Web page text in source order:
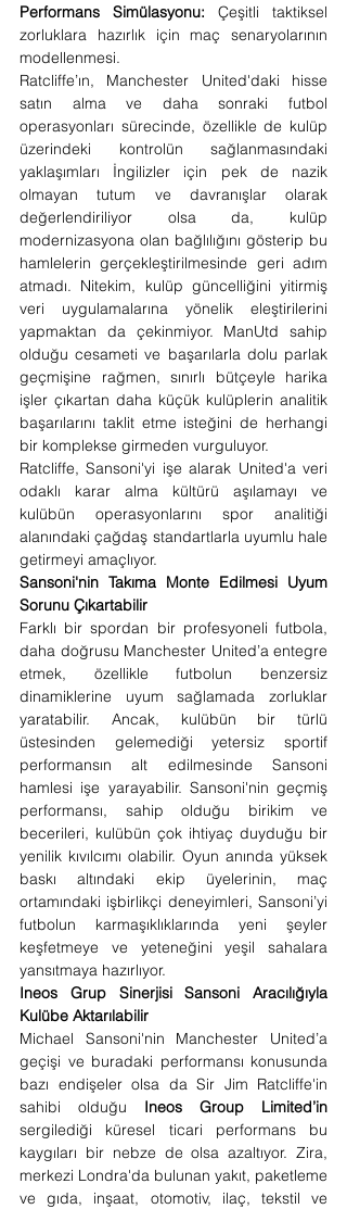
Performans Simülasyonu: Çeşitli taktiksel
zorluklara hazırlık için maç senaryolarının
modellenmesi.
Ratcliffe’ın, Manchester United'daki hisse
satın alma ve daha sonraki futbol
operasyonları sürecinde, özellikle de kulüp
üzerindeki kontrolün sağlanmasındaki
yaklaşımları İngilizler için pek de nazik
olmayan tutum ve davranışlar olarak
değerlendiriliyor olsa da, kulüp
modernizasyona olan bağlılığını gösterip bu
hamlelerin gerçekleştirilmesinde geri adım
atmadı. Nitekim, kulüp güncelliğini yitirmiş
veri uygulamalarına yönelik eleştirilerini
yapmaktan da çekinmiyor. ManUtd sahip
olduğu cesameti ve başarılarla dolu parlak
geçmişine rağmen, sınırlı bütçeyle harika
işler çıkartan daha küçük kulüplerin analitik
başarılarını taklit etme isteğini de herhangi
bir komplekse girmeden vurguluyor.
Ratcliffe, Sansoni'yi işe alarak United'a veri
odaklı karar alma kültürü aşılamayı ve
kulübün operasyonlarını spor analitiği
alanındaki çağdaş standartlarla uyumlu hale
getirmeyi amaçlıyor.
Sansoni'nin Takıma Monte Edilmesi Uyum
Sorunu Çıkartabilir
Farklı bir spordan bir profesyoneli futbola,
daha doğrusu Manchester United’a entegre
etmek, özellikle futbolun benzersiz
dinamiklerine uyum sağlamada zorluklar
yaratabilir. Ancak, kulübün bir türlü
üstesinden gelemediği yetersiz sportif
performansın alt edilmesinde Sansoni
hamlesi işe yarayabilir. Sansoni'nin geçmiş
performansı, sahip olduğu birikim ve
becerileri, kulübün çok ihtiyaç duyduğu bir
yenilik kıvılcımı olabilir. Oyun anında yüksek
baskı altındaki ekip üyelerinin, maç
ortamındaki işbirlikçi deneyimleri, Sansoni’yi
futbolun karmaşıklıklarında yeni şeyler
keşfetmeye ve yeteneğini yeşil sahalara
yansıtmaya hazırlıyor.
Ineos Grup Sinerjisi Sansoni Aracılığıyla
Kulübe Aktarılabilir
Michael Sansoni'nin Manchester United’a
geçişi ve buradaki performansı konusunda
bazı endişeler olsa da Sir Jim Ratcliffe'in
sahibi olduğu Ineos Group Limited’in
sergilediği küresel ticari performans bu
kaygıları bir nebze de olsa azaltıyor. Zira,
merkezi Londra'da bulunan yakıt, paketleme
ve gıda, inşaat, otomotiv, ilaç, tekstil ve